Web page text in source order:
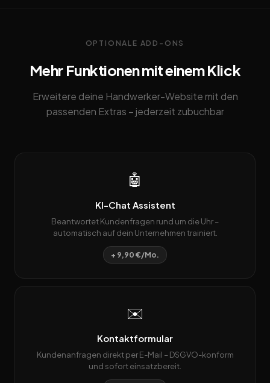
OPTIONALE ADD-ONS
Mehr Funktionen mit einem Klick
Erweitere deine Handwerker-Website mit den
passenden Extras – jederzeit zubuchbar
🤖
KI-Chat Assistent
Beantwortet Kundenfragen rund um die Uhr –
automatisch auf dein Unternehmen trainiert.
+ 9,90 €/Mo.
✉️
Kontaktformular
Kundenanfragen direkt per E-Mail – DSGVO-konform
und sofort einsatzbereit.